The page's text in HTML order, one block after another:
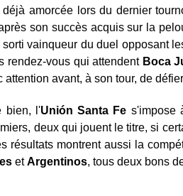
amorcée lors du dernier
son succès acquis sur la
sorti vainqueur du duel opposant
rendez-vous qui attendent Boca
attention avant, à son tour, de
bien, l'Unión Santa Fe s'impose
deux qui jouent le titre, si
résultats montrent aussi la
etArgentinos, tous deux bons